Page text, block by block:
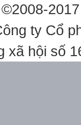
©2008-
ty Cổ
xã hội số